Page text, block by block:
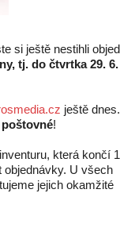
si ještě nestihli
tj. do čtvrtka 29. 6.
ještě dnes.
!
která končí
objednávky. U všech
jejich okamžité